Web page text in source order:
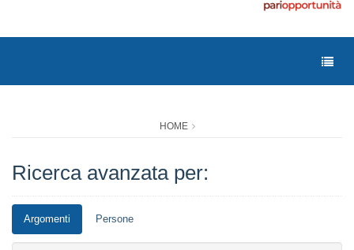
HOME
Ricerca avanzata per:
Argomenti Persone